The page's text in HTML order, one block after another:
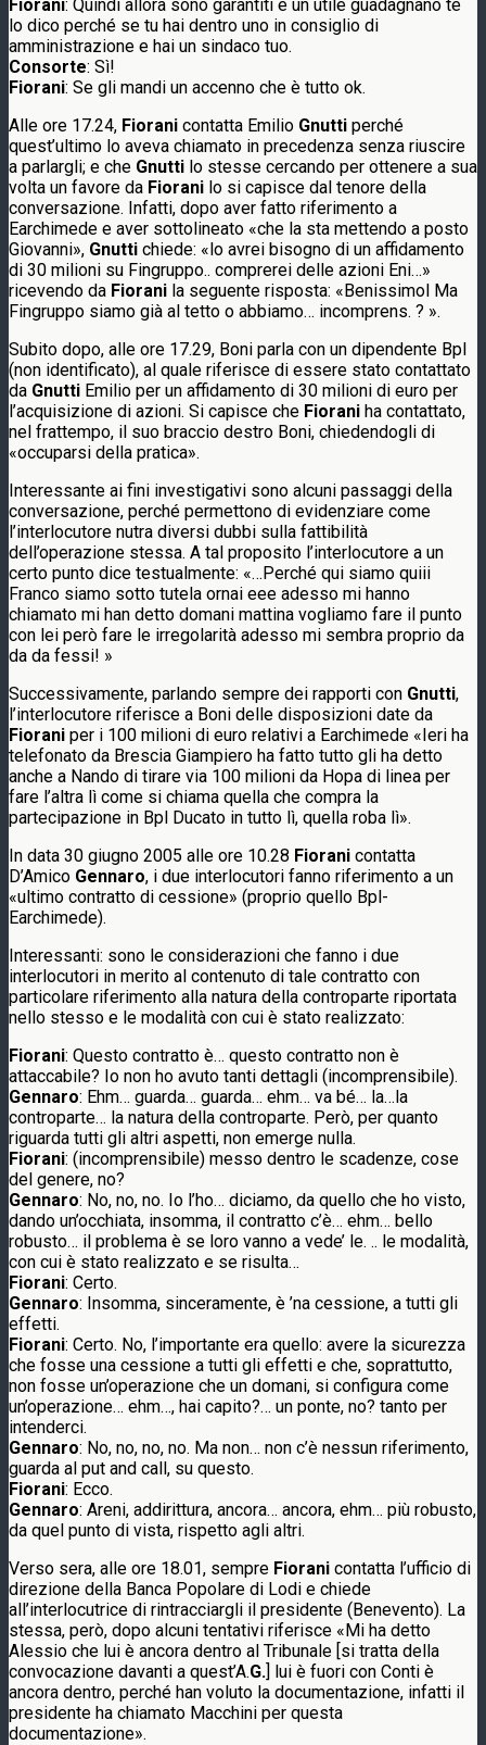
Fiorani: Quindi allora sono garantiti e un utile guadagnano te
lo dico perché se tu hai dentro uno in consiglio di
amministrazione e hai un sindaco tuo.
Consorte: Sì!
Fiorani: Se gli mandi un accenno che è tutto ok.
Alle ore 17.24, Fiorani contatta Emilio Gnutti perché
quest’ultimo lo aveva chiamato in precedenza senza riuscire
a parlargli; e che Gnutti lo stesse cercando per ottenere a sua
volta un favore da Fiorani lo si capisce dal tenore della
conversazione. Infatti, dopo aver fatto riferimento a
Earchimede e aver sottolineato «che la sta mettendo a posto
Giovanni», Gnutti chiede: «lo avrei bisogno di un affidamento
di 30 milioni su Fingruppo.. comprerei delle azioni Eni…»
ricevendo da Fiorani la seguente risposta: «Benissimol Ma
Fingruppo siamo già al tetto o abbiamo… incomprens. ? ».
Subito dopo, alle ore 17.29, Boni parla con un dipendente Bpl
(non identificato), al quale riferisce di essere stato contattato
da Gnutti Emilio per un affidamento di 30 milioni di euro per
l’acquisizione di azioni. Si capisce che Fiorani ha contattato,
nel frattempo, il suo braccio destro Boni, chiedendogli di
«occuparsi della pratica».
Interessante ai fini investigativi sono alcuni passaggi della
conversazione, perché permettono di evidenziare come
l’interlocutore nutra diversi dubbi sulla fattibilità
dell’operazione stessa. A tal proposito l’interlocutore a un
certo punto dice testualmente: «…Perché qui siamo quiii
Franco siamo sotto tutela ornai eee adesso mi hanno
chiamato mi han detto domani mattina vogliamo fare il punto
con lei però fare le irregolarità adesso mi sembra proprio da
da da fessi! »
Successivamente, parlando sempre dei rapporti con Gnutti,
l’interlocutore riferisce a Boni delle disposizioni date da
Fiorani per i 100 milioni di euro relativi a Earchimede «Ieri ha
telefonato da Brescia Giampiero ha fatto tutto gli ha detto
anche a Nando di tirare via 100 milioni da Hopa di linea per
fare l’altra lì come si chiama quella che compra la
partecipazione in Bpl Ducato in tutto lì, quella roba lì».
In data 30 giugno 2005 alle ore 10.28 Fiorani contatta
D’Amico Gennaro, i due interlocutori fanno riferimento a un
«ultimo contratto di cessione» (proprio quello Bpl-
Earchimede).
Interessanti: sono le considerazioni che fanno i due
interlocutori in merito al contenuto di tale contratto con
particolare riferimento alla natura della controparte riportata
nello stesso e le modalità con cui è stato realizzato:
Fiorani: Questo contratto è… questo contratto non è
attaccabile? Io non ho avuto tanti dettagli (incomprensibile).
Gennaro: Ehm… guarda… guarda… ehm… va bé… la…la
controparte… la natura della controparte. Però, per quanto
riguarda tutti gli altri aspetti, non emerge nulla.
Fiorani: (incomprensibile) messo dentro le scadenze, cose
del genere, no?
Gennaro: No, no, no. Io l’ho… diciamo, da quello che ho visto,
dando un’occhiata, insomma, il contratto c’è… ehm… bello
robusto… il problema è se loro vanno a vede’ le. .. le modalità,
con cui è stato realizzato e se risulta…
Fiorani: Certo.
Gennaro: Insomma, sinceramente, è ’na cessione, a tutti gli
effetti.
Fiorani: Certo. No, l’importante era quello: avere la sicurezza
che fosse una cessione a tutti gli effetti e che, soprattutto,
non fosse un’operazione che un domani, si configura come
un’operazione… ehm…, hai capito?… un ponte, no? tanto per
intenderci.
Gennaro: No, no, no, no. Ma non… non c’è nessun riferimento,
guarda al put and call, su questo.
Fiorani: Ecco.
Gennaro: Areni, addirittura, ancora… ancora, ehm… più robusto,
da quel punto di vista, rispetto agli altri.
Verso sera, alle ore 18.01, sempre Fiorani contatta l’ufficio di
direzione della Banca Popolare di Lodi e chiede
all’interlocutrice di rintracciargli il presidente (Benevento). La
stessa, però, dopo alcuni tentativi riferisce «Mi ha detto
Alessio che lui è ancora dentro al Tribunale [si tratta della
convocazione davanti a quest’A.G.] lui è fuori con Conti è
ancora dentro, perché han voluto la documentazione, infatti il
presidente ha chiamato Macchini per questa
documentazione».